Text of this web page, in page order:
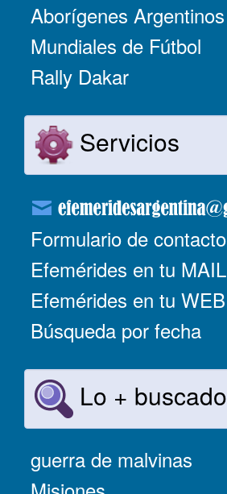
Aborígenes Argentinos
Mundiales de Fútbol
Rally Dakar
Servicios
Formulario de contacto
Efemérides en tu MAIL
Efemérides en tu WEB
Búsqueda por fecha
Lo + buscado
guerra de malvinas